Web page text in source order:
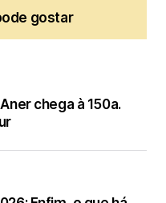
gostar
chega à 150a.